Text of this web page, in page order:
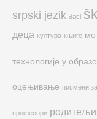
srpski jezik đaci
деца култура књиге
технологије у
оцењивање писмени
професори родитељи